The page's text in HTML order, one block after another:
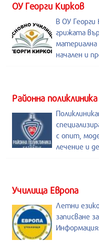
ОУ Георги Кирков
В ОУ Георги
грижата
материална
начален и
Районна поликлиника
с опит,
лечение и
Училища Европа
Летни
записване